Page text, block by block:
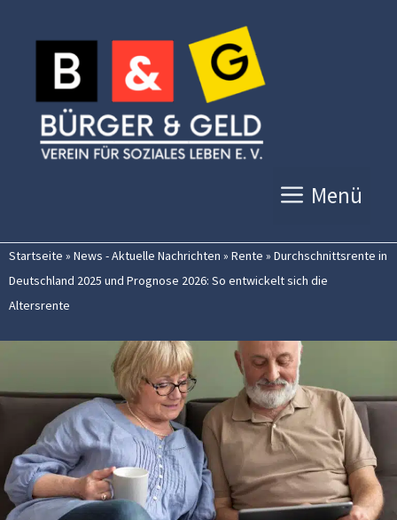
Inhalt
springen
Menü
Startseite » News - Aktuelle Nachrichten » Rente » Durchschnittsrente in
Deutschland 2025 und Prognose 2026: So entwickelt sich die
Altersrente